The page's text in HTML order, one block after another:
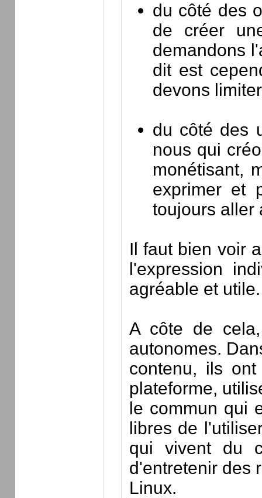
du côté des
de créer
demandons
dit est
devons
du côté des
nous qui
monétisant,
exprimer et
toujours aller
Il faut bien voir
l'expression
agréable et
A côte de
autonomes.
contenu, ils
plateforme,
le commun qui
libres de
qui vivent du
d'entretenir des
Linux.